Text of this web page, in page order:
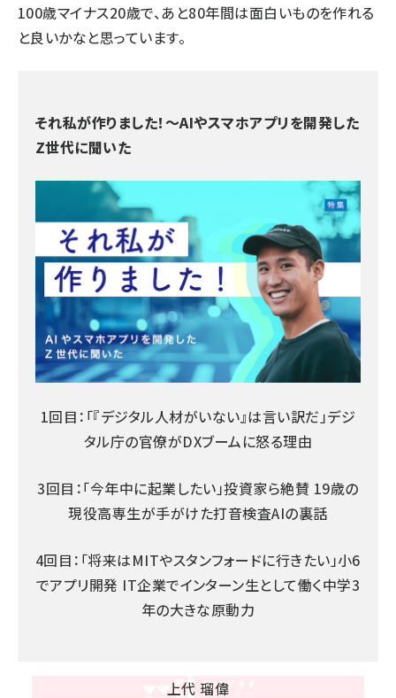
100歳マイナス20歳で、あと80年間は面白いものを作れる
と良いかなと思っています。
それ私が作りました！〜AIやスマホアプリを開発した
Z世代に聞いた
1回目：「『デジタル人材がいない』は言い訳だ」デジ
タル庁の官僚がDXブームに怒る理由
3回目：「今年中に起業したい」投資家ら絶賛 19歳の
現役高専生が手がけた打音検査AIの裏話
4回目：「将来はMITやスタンフォードに行きたい」小6
でアプリ開発 IT企業でインターン生として働く中学3
年の大きな原動力